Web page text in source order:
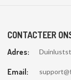
CONTACTEER
Adres:
Email: